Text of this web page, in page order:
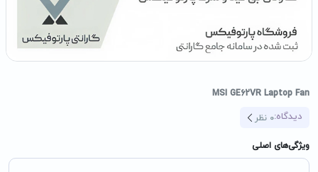
MSI GE62VR Laptop Fan
دیدگاه:0 نظر
ویژگی‌های اصلی